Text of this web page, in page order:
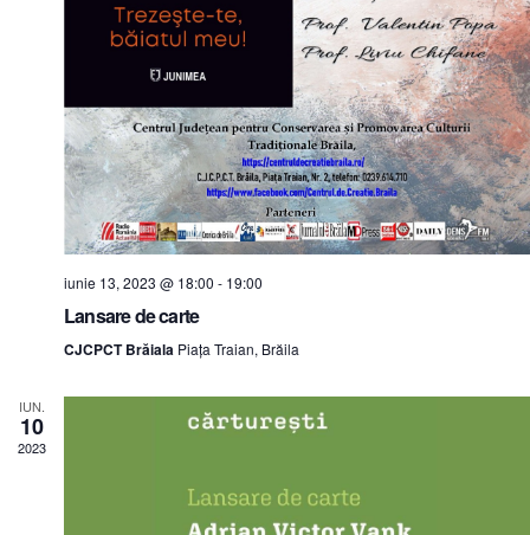
iunie 13, 2023 @ 18:00 - 19:00
Lansare de carte
CJCPCT Brăiala Piața Traian, Brăila
IUN.
10
2023